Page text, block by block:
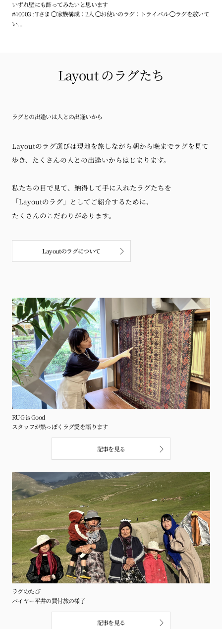
いずれ壁にも飾ってみたいと思います
#40003 : Tさま ◯家族構成：2人 ◯お使いのラグ：トライバル ◯ラグを敷いて
い...
Layout のラグたち
ラグとの出逢いは人との出逢いから
Layoutのラグ選びは現地を旅しながら朝から晩までラグを見て
歩き、たくさんの人との出逢いからはじまります。
私たちの目で見て、納得して手に入れたラグたちを
「Layoutのラグ」としてご紹介するために、
たくさんのこだわりがあります。
Layoutのラグについて
RUG is Good
スタッフが熱っぽくラグ愛を語ります
記事を見る
ラグのたび
バイヤー平井の買付旅の様子
記事を見る